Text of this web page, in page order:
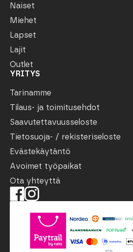
Naiset
Miehet
Lapset
Lajit
Outlet
YRITYS
Tarinamme
Tilaus- ja toimitusehdot
Saavutettavuusseloste
Tietosuoja- / rekisteriseloste
Evästekäytäntö
Avoimet työpaikat
Ota yhteyttä